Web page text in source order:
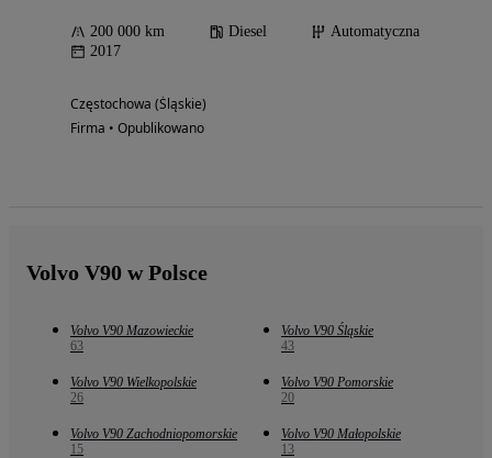
200 000 km Diesel
Automatyczna
2017
Częstochowa (Śląskie)
Firma • Opublikowano
Volvo V90 w Polsce
Volvo V90 Mazowieckie
63
Volvo V90 Śląskie
43
Volvo V90 Wielkopolskie
26
Volvo V90 Pomorskie
20
Volvo V90 Zachodniopomorskie
15
Volvo V90 Małopolskie
13